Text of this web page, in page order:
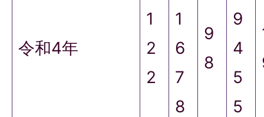
令和4年
1
2
2
1
6
7
8
9
8
9
4
5
5